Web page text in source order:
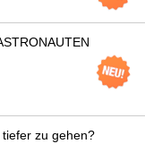
tiefer zu gehen?